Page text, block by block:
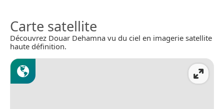
Carte satellite
Découvrez Douar Dehamna vu du ciel en imagerie satellite
haute définition.